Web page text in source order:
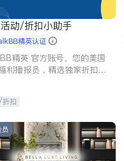
动/折扣小助手
精英认证
精英 官方账号。您的美国
利播报员，精选独家折扣、
扣